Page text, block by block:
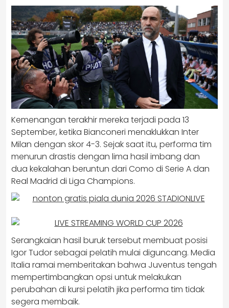
Kemenangan terakhir mereka terjadi pada 13
September, ketika Bianconeri menaklukkan Inter
Milan dengan skor 4-3. Sejak saat itu, performa tim
menurun drastis dengan lima hasil imbang dan
dua kekalahan beruntun dari Como di Serie A dan
Real Madrid di Liga Champions.
Serangkaian hasil buruk tersebut membuat posisi
Igor Tudor sebagai pelatih mulai diguncang. Media
Italia ramai memberitakan bahwa Juventus tengah
mempertimbangkan opsi untuk melakukan
perubahan di kursi pelatih jika performa tim tidak
segera membaik.